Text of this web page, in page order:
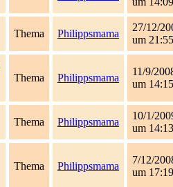
Thema Philippsmama
27/12/
um 21:55
Thema Philippsmama
11/9/
um 14:15
Thema Philippsmama
10/1/
um 14:13
Thema Philippsmama
7/12/
um 17:19